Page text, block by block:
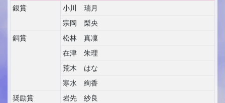
銀賞
小川 瑞月
宗岡 梨央
銅賞
松林 真凜
在津 朱理
荒木 はな
寒水 絢香
奨励賞
岩先 紗良